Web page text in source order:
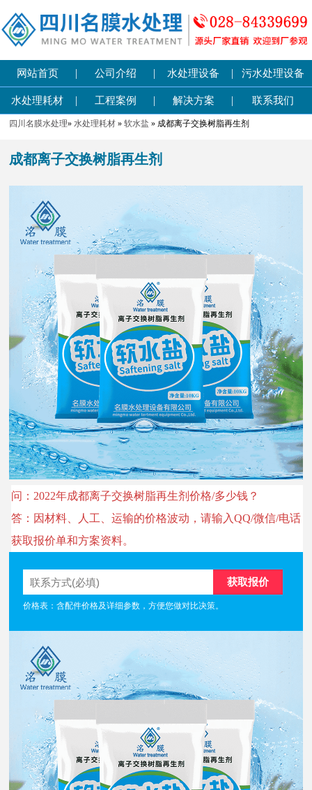
网站首页 | 公司介绍 | 水处理设备 | 污水处理设备
水处理耗材 | 工程案例 | 解决方案 | 联系我们
四川名膜水处理»水处理耗材 »软水盐 » 成都离子交换树脂再生剂
成都离子交换树脂再生剂
问：2022年成都离子交换树脂再生剂价格/多少钱？
答：因材料、人工、运输的价格波动，请输入QQ/微信/电话
获取报价单和方案资料。
价格表：含配件价格及详细参数，方便您做对比决策。